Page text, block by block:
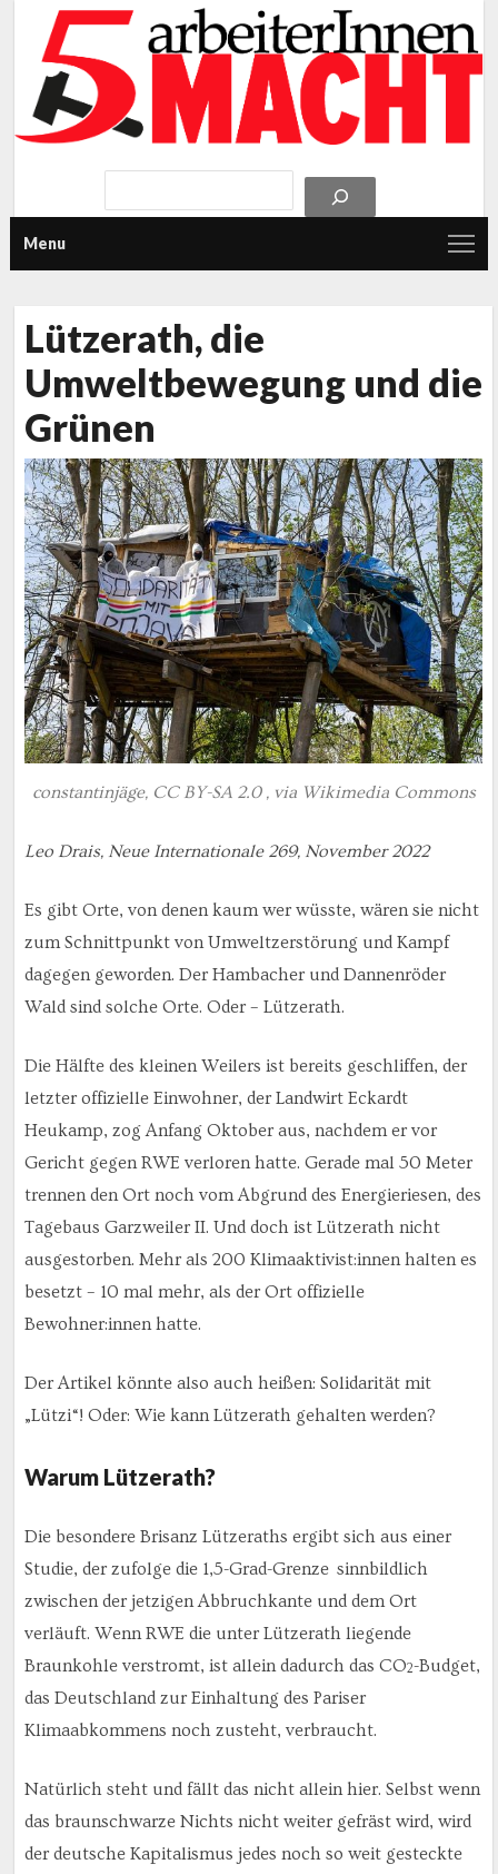
Menu
Lützerath, die
Umweltbewegung und die
Grünen
constantinjäge, CC BY-SA 2.0 , via Wikimedia Commons
Leo Drais, Neue Internationale 269, November 2022
Es gibt Orte, von denen kaum wer wüsste, wären sie nicht
zum Schnittpunkt von Umweltzerstörung und Kampf
dagegen geworden. Der Hambacher und Dannenröder
Wald sind solche Orte. Oder – Lützerath.
Die Hälfte des kleinen Weilers ist bereits geschliffen, der
letzter offizielle Einwohner, der Landwirt Eckardt
Heukamp, zog Anfang Oktober aus, nachdem er vor
Gericht gegen RWE verloren hatte. Gerade mal 50 Meter
trennen den Ort noch vom Abgrund des Energieriesen, des
Tagebaus Garzweiler II. Und doch ist Lützerath nicht
ausgestorben. Mehr als 200 Klimaaktivist:innen halten es
besetzt – 10 mal mehr, als der Ort offizielle
Bewohner:innen hatte.
Der Artikel könnte also auch heißen: Solidarität mit
„Lützi“! Oder: Wie kann Lützerath gehalten werden?
Warum Lützerath?
Die besondere Brisanz Lützeraths ergibt sich aus einer
Studie, der zufolge die 1,5-Grad-Grenze sinnbildlich
zwischen der jetzigen Abbruchkante und dem Ort
verläuft. Wenn RWE die unter Lützerath liegende
Braunkohle verstromt, ist allein dadurch das CO2-Budget,
das Deutschland zur Einhaltung des Pariser
Klimaabkommens noch zusteht, verbraucht.
Natürlich steht und fällt das nicht allein hier. Selbst wenn
das braunschwarze Nichts nicht weiter gefräst wird, wird
der deutsche Kapitalismus jedes noch so weit gesteckte